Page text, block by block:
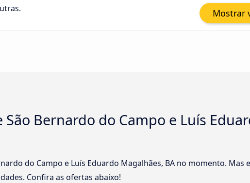
Mostrar
Bernardo do Campo e Luís
do Campo e Luís Eduardo Magalhães, BA no momento. Mas
Confira as ofertas abaixo!